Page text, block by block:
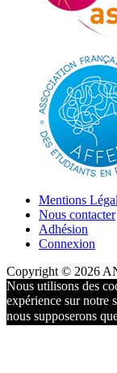
Mentions
Nous contacter
Adhésion
Connexion
Copyright © 2026
Nous utilisons des
expérience sur notre
nous supposerons